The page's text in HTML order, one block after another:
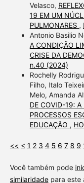
Velasco,
19 EM UM
PULMONARES ,
Antonio Basilio
A CONDIÇÃO
CRISE DA
n.40 (2024)
Rochelly
Filho, Italo
Melo, Amanda
DE COVID-19: A
PROCESSOS
EDUCAÇÃO ,
<< < 1 2 3 4 5 6 7 8 9
Você também pode
similaridadepara este